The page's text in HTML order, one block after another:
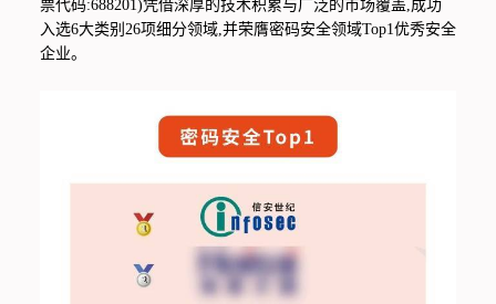
票代码:688201)凭借深厚的技术积累与广泛的市场覆盖,成功
入选6大类别26项细分领域,并荣膺密码安全领域Top1优秀安全
企业。